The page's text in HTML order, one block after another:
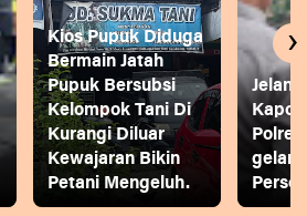
Kios Pupuk Diduga
Bermain Jatah
Pupuk Bersubsi
Kelompok Tani Di
Kurangi Diluar
Kewajaran Bikin
Petani Mengeluh.
gelar
›